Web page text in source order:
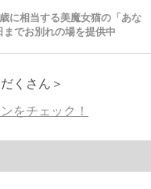
に相当する美魔女猫の「あな
までお別れの場を提供中
くさん＞
をチェック！